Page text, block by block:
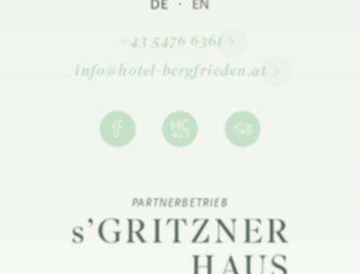
DE
· EN
+43 5476 6361
info@hotel-bergfrieden.at
PARTNERBETRIEB